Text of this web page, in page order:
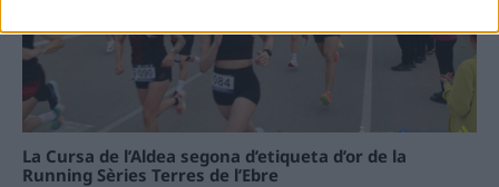
La Cursa de l’Aldea segona d’etiqueta d’or de la
Running Sèries Terres de l’Ebre